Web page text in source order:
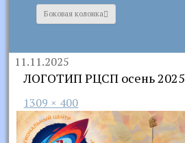
Боковая колонка
11.11.2025
ЛОГОТИП РЦСП осень 2025
1309 × 400